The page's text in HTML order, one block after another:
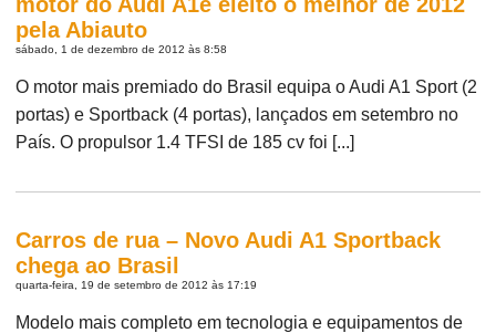
pela Abiauto
sábado, 1 de dezembro de 2012 às 8:58
O motor mais premiado do Brasil equipa o Audi A1 Sport (2
portas) e Sportback (4 portas), lançados em setembro no
País. O propulsor 1.4 TFSI de 185 cv foi [...]
Carros de rua – Novo Audi A1 Sportback
chega ao Brasil
quarta-feira, 19 de setembro de 2012 às 17:19
Modelo mais completo em tecnologia e equipamentos de